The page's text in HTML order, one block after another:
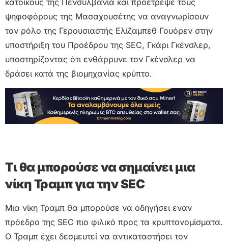
ψηφοφόρους της Μασαχουσέτης να αναγνωρίσουν
τον ρόλο της Γερουσιαστής Ελίζαμπεθ Γουόρεν στην
υποστήριξη του Προέδρου της SEC, Γκάρι Γκένσλερ,
υποστηρίζοντας ότι ενθάρρυνε τον Γκένσλερ να
δράσει κατά της βιομηχανίας κρύπτο.
Τι θα μπορούσε να σημαίνει μια
νίκη Τραμπ για την SEC
Μια νίκη Τραμπ θα μπορούσε να οδηγήσει εναν
πρόεδρο της SEC πιο φιλικό προς τα κρυπτονομίσματα.
Ο Τραμπ έχει δεσμευτεί να αντικαταστήσει τον